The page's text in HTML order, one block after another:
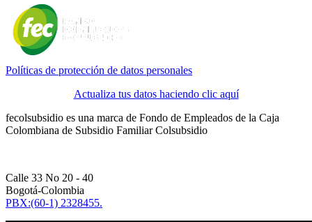
Políticas de protección de datos personales
Actualiza tus datos haciendo clic aquí
fecolsubsidio es una marca de Fondo de Empleados de la Caja
Colombiana de Subsidio Familiar Colsubsidio
Calle 33 No 20 - 40
Bogotá-Colombia
PBX:(60-1) 2328455.